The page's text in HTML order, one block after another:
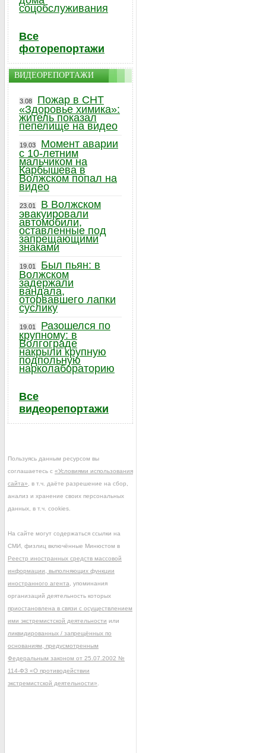
соцобслуживания
Все
фоторепортажи
ВИДЕОРЕПОРТАЖИ
3.08
Пожар в СНТ
«Здоровье химика»:
житель показал
пепелище на видео
19.03
Момент аварии
с 10-летним
мальчиком на
Карбышева в
Волжском попал на
видео
23.01
В Волжском
эвакуировали
автомобили,
оставленные под
запрещающими
знаками
19.01
Был пьян: в
Волжском
задержали
вандала,
оторвавшего лапки
суслику
19.01
Разошелся по
крупному: в
Волгограде
накрыли крупную
подпольную
нарколабораторию
Все
видеорепортажи
Пользуясь данным ресурсом вы
соглашаетесь с «Условиями использования
сайта» , в т.ч. даёте разрешение на сбор,
анализ и хранение своих персональных
данных, в т.ч. cookies.
На сайте могут содержаться ссылки на
СМИ, физлиц включённые Минюстом в
Реестр иностранных средств массовой
информации, выполняющих функции
иностранного агента , упоминания
организаций деятельность которых
приостановлена в связи с осуществлением
ими экстремистской деятельности или
ликвидированных / запрещённых по
основаниям, предусмотренным
Федеральным законом от 25.07.2002 №
114-ФЗ «О противодействии
экстремистской деятельности»